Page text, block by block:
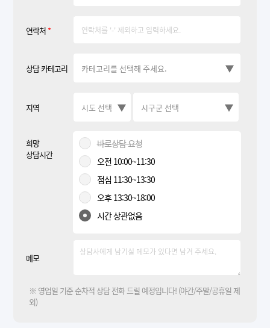
연락처 *
상담 카테고리
지역
희망
상담시간
바로상담 요청
오전 10:00~11:30
점심 11:30~13:30
오후 13:30~18:00
시간 상관없음
메모
※ 영업일 기준 순차적 상담 전화 드릴 예정입니다! (야간/주말/공휴일 제
외)